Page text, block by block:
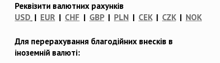
Реквізити валютних рахунків
USD | EUR | CHF | GBP| PLN | CEK| CZK| NOK
Для перерахування благодійних внесків в
іноземній валюті: